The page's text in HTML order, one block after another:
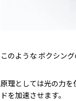
このような ボクシン
原理としては光の力
ドを加速させます。